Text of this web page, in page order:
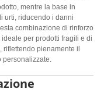
mentre la base in
urti, riducendo i danni
combinazione di rinforzo
per prodotti fragili e di
pienamente il
personalizzate.